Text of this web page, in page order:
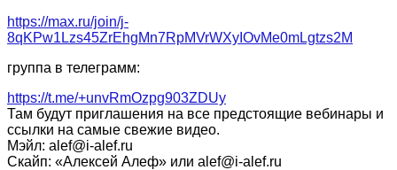
https://max.ru/join/j-
8qKPw1Lzs45ZrEhgMn7RpMVrWXyIOvMe0mLgtzs2M
группа в телеграмм:
https://t.me/+unvRmOzpg903ZDUy
Там будут приглашения на все предстоящие вебинары и
ссылки на самые свежие видео.
Мэйл: alef@i-alef.ru
Скайп: «Алексей Алеф» или alef@i-alef.ru